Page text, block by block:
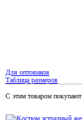
Для оптовиков
Таблица размеров
С этим товаром покупают